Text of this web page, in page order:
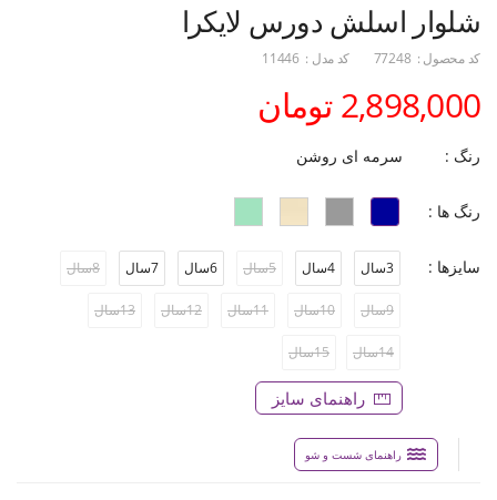
شلوار اسلش دورس لایکرا
کد محصول : 77248 کد مدل : 11446
2,898,000 تومان
رنگ : سرمه ای روشن
رنگ ها :
سایزها : 3سال 4سال 5سال 6سال 7سال 8سال
9سال 10سال 11سال 12سال 13سال
14سال 15سال
راهنمای سایز
راهنمای شست و شو